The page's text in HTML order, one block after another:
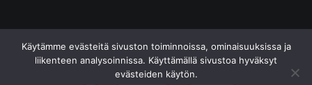
Käytämme evästeitä sivuston toiminnoissa, ominaisuuksissa ja
liikenteen analysoinnissa. Käyttämällä sivustoa hyväksyt
evästeiden käytön.